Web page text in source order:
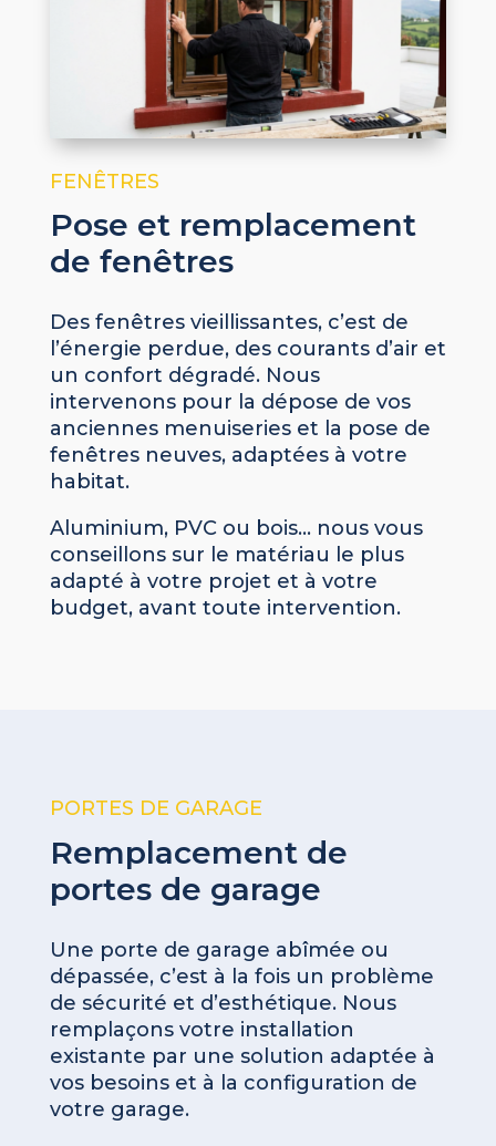
FENÊTRES
Pose et remplacement
de fenêtres
Des fenêtres vieillissantes, c’est de
l’énergie perdue, des courants d’air et
un confort dégradé. Nous
intervenons pour la dépose de vos
anciennes menuiseries et la pose de
fenêtres neuves, adaptées à votre
habitat.
Aluminium, PVC ou bois… nous vous
conseillons sur le matériau le plus
adapté à votre projet et à votre
budget, avant toute intervention.
PORTES DE GARAGE
Remplacement de
portes de garage
Une porte de garage abîmée ou
dépassée, c’est à la fois un problème
de sécurité et d’esthétique. Nous
remplaçons votre installation
existante par une solution adaptée à
vos besoins et à la configuration de
votre garage.